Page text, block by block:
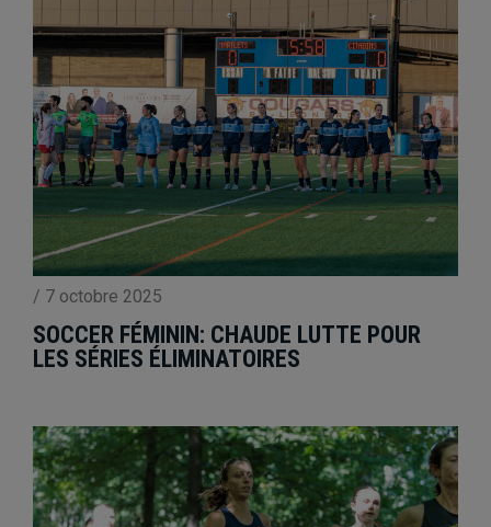
/ 7 octobre 2025
SOCCER FÉMININ: CHAUDE LUTTE POUR
LES SÉRIES ÉLIMINATOIRES